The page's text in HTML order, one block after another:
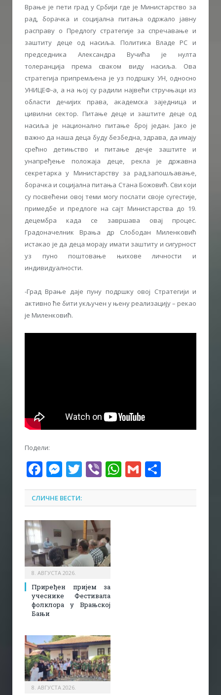
Врање је пети град у Србији где је Министарство за
рад, борачка и социјална питања одржало јавну
расправу о Предлогу стратегије за спречавање и
заштиту деце од насиља. Политика Владе РС и
председника Александра Вучића је нулта
толеранција према сваком виду насиља. Ова
стратегија припремљена је уз подршку УН, односно
УНИЦЕФ-а, а на њој су радили највећи стручњаци из
области дечијих права, академска заједница и
цивилни сектор. Питање деце и заштите деце од
насиља је национално питање број један. Јако је
важно да наша деца буду безбедна, здрава, да имају
срећно детињство и питање дечје заштите и
унапређење положаја деце, рекла је државна
секретарка у Министарству за рад,запошљавање,
борачка и социјална питања Стана Божовић. Сви који
су посвећени овој теми могу послати своје сугестије,
примедбе и предлоге на сајт Министарства до 19.
децембра када се завршава овај процес.
Градоначелник Врања др Слободан Миленковић
истакао је да деца морају имати заштиту и сигурност
уз пуно поштовање њихове личности и
индивидуалности.
-Град Врање даје пуну подршку овој Стратегији и
активно ће бити укључен у њену реализацију – рекао
је Миленковић.
Подели:
Facebook
Messenger
Twitter
ViberWhatsApp
Gmail
СЛИЧНЕ ВЕСТИ:
8. АВГУСТА 2026.
Приређен пријем за
учеснике Фестивала
фолклора у Врањској
Бањи
8. АВГУСТА 2026.